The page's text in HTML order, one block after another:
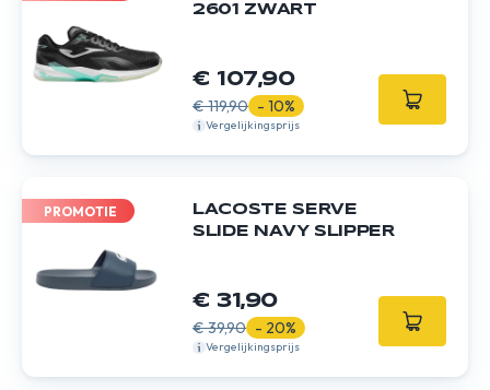
2601 ZWART
€ 107,90
€ 119,90 - 10%
Vergelijkingsprijs
PROMOTIE
LACOSTE SERVE
SLIDE NAVY SLIPPER
€ 31,90
€ 39,90 - 20%
Vergelijkingsprijs